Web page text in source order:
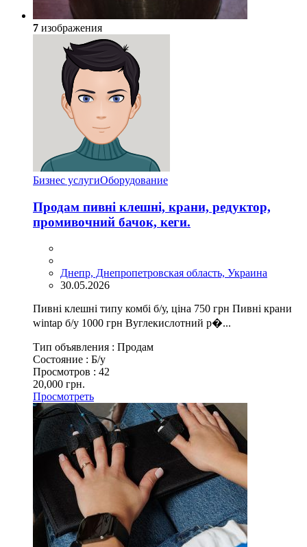
7 изображения
Бизнес услугиОборудование
Продам пивні клешні, крани, редуктор,
промивочний бачок, кеги.
Днепр, Днепропетровская область, Украина
30.05.2026
Пивні клешні типу комбі б/у, ціна 750 грн Пивні крани
wintap б/у 1000 грн Вуглекислотний р�...
Тип объявления : Продам
Состояние : Б/у
Просмотров : 42
20,000 грн.
Просмотреть